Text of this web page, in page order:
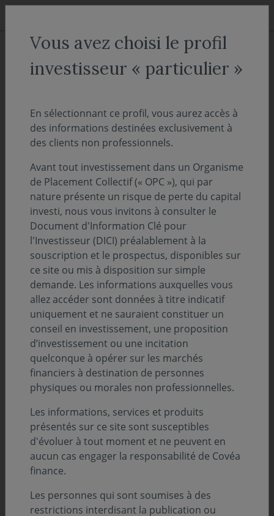
Aller au menu
Aller au contenu
ACCUEIL Décryptages
investisseurs obligataires plus
exigeants !
PERSPECTIVES ÉCONOMIQUES ET FINANCIÈRES
18 novembre
Temps de lecture :17min
Découvrez et téléchargez l'intégralité de notre
suivi des marchés de la semaine - 18
novembre 2024
Sommaire
Analyse de l’évolution des marchés :
Vous avez choisi le profil
investisseur « particulier »
En sélectionnant ce profil, vous aurez accès à
des informations destinées exclusivement à
des clients non professionnels.
Avant tout investissement dans un Organisme
de Placement Collectif (« OPC »), qui par
nature présente un risque de perte du capital
investi, nous vous invitons à consulter le
Document d'Information Clé pour
l'Investisseur (DICI) préalablement à la
souscription et le prospectus, disponibles sur
ce site ou mis à disposition sur simple
demande. Les informations auxquelles vous
allez accéder sont données à titre indicatif
uniquement et ne sauraient constituer un
conseil en investissement, une proposition
d’investissement ou une incitation
quelconque à opérer sur les marchés
financiers à destination de personnes
physiques ou morales non professionnelles.
Les informations, services et produits
présentés sur ce site sont susceptibles
d'évoluer à tout moment et ne peuvent en
aucun cas engager la responsabilité de Covéa
finance.
Les personnes qui sont soumises à des
restrictions interdisant la publication ou